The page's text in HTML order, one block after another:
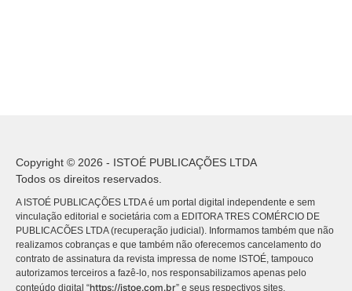
Copyright © 2026 - ISTOÉ PUBLICAÇÕES LTDA
Todos os direitos reservados.
A ISTOÉ PUBLICAÇÕES LTDA é um portal digital independente e sem
vinculação editorial e societária com a EDITORA TRES COMÉRCIO DE
PUBLICACÕES LTDA (recuperação judicial). Informamos também que não
realizamos cobranças e que também não oferecemos cancelamento do
contrato de assinatura da revista impressa de nome ISTOÉ, tampouco
autorizamos terceiros a fazê-lo, nos responsabilizamos apenas pelo
conteúdo digital “https://istoe.com.br” e seus respectivos sites.